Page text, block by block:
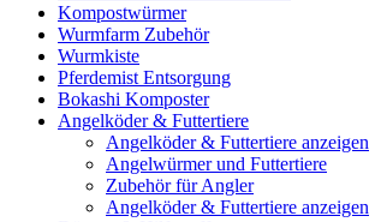
Kompostwürmer
Wurmfarm Zubehör
Wurmkiste
Pferdemist Entsorgung
Bokashi Komposter
Angelköder & Futtertiere
Angelköder & Futtertiere anzeigen
Angelwürmer und Futtertiere
Zubehör für Angler
Angelköder & Futtertiere anzeigen